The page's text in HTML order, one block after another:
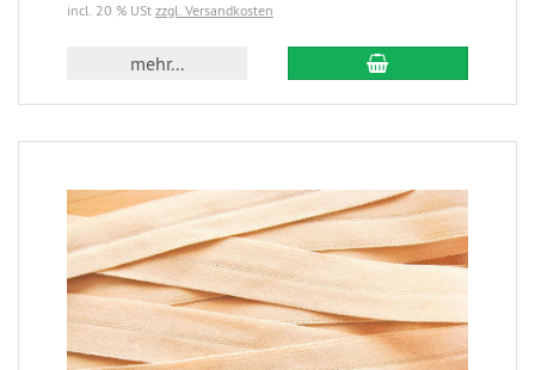
incl. 20 % USt zzgl. Versandkosten
mehr...